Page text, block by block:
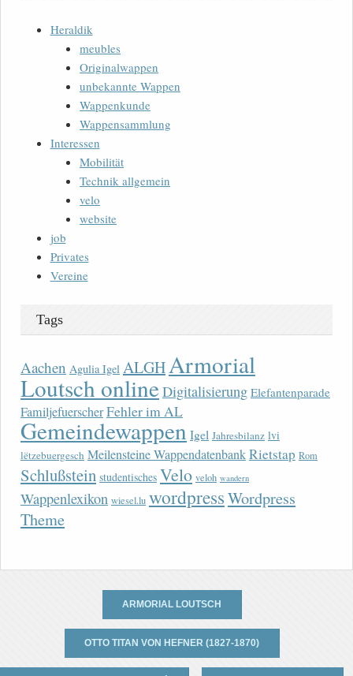
Heraldik
meubles
Originalwappen
unbekannte Wappen
Wappenkunde
Wappensammlung
Interessen
Mobilität
Technik allgemein
velo
website
job
Privates
Vereine
Tags
Aachen Agulia Igel ALGHArmorial
Loutsch onlineDigitalisierung Elefantenparade
FamiljefuerscherFehler im AL
Gemeindewappen Igel Jahresbilanz lvi
lëtzebuergesch Meilensteine WappendatenbankRietstap Rom
Schlußstein studentisches Velo veloh wandern
Wappenlexikon wiesel.lu wordpressWordpress
Theme
ARMORIAL LOUTSCH
OTTO TITAN VON HEFNER (1827-1870)